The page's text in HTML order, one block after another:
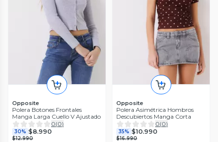
Opposite
Polera Botones Frontales
Manga Larga Cuello V Ajustado
0(0)
30% $8.990
$12.990
Opposite
Polera Asimétrica Hombros
Descubiertos Manga Corta
0(0)
35% $10.990
$16.990